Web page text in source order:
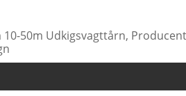
50m Udkigsvagttårn,